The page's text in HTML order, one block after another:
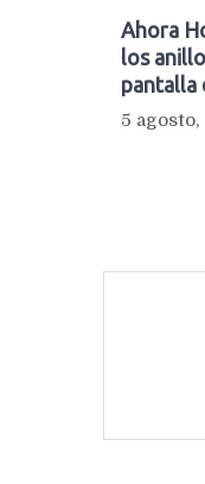
Ahora
los
pantalla
5 agosto,